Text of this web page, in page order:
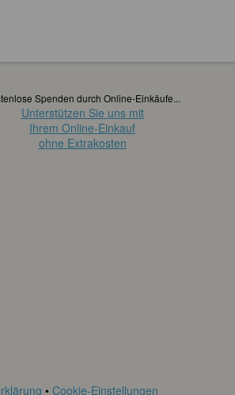
Spenden durch Online-Einkäufe...
Unterstützen Sie uns mit
Ihrem Online-Einkauf
ohne Extrakosten
• Cookie-Einstellungen